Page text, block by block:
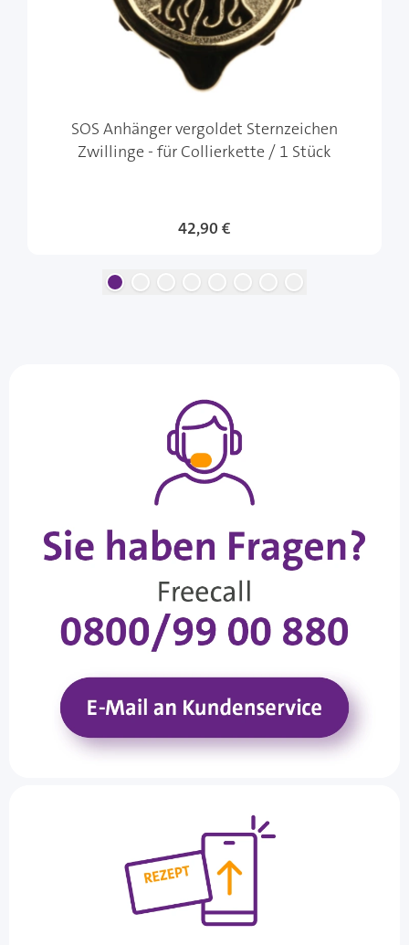
SOS Anhänger vergoldet Sternzeichen
Zwillinge - für Collierkette / 1 Stück
42,90 €